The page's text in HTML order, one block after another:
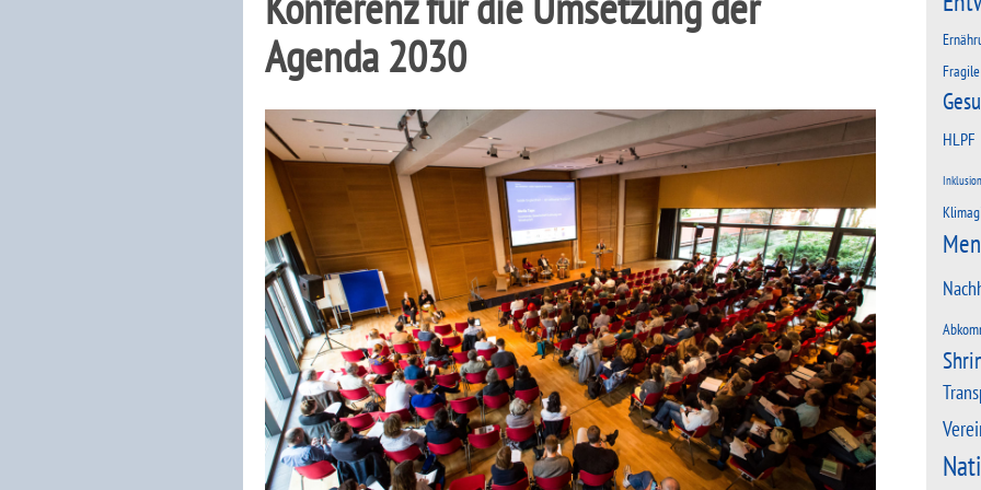
Agenda 2030
HLPF
Inklusion